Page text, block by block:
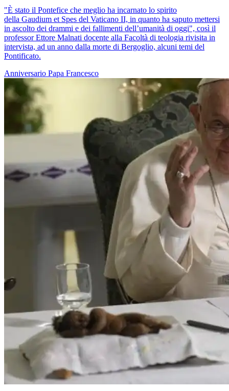
"È stato il Pontefice che meglio ha incarnato lo spirito
della Gaudium et Spes del Vaticano II, in quanto ha saputo mettersi
in ascolto dei drammi e dei fallimenti dell’umanità di oggi", così il
professor Ettore Malnati docente alla Facoltà di teologia rivisita in
intervista, ad un anno dalla morte di Bergoglio, alcuni temi del
Pontificato.
Anniversario Papa Francesco